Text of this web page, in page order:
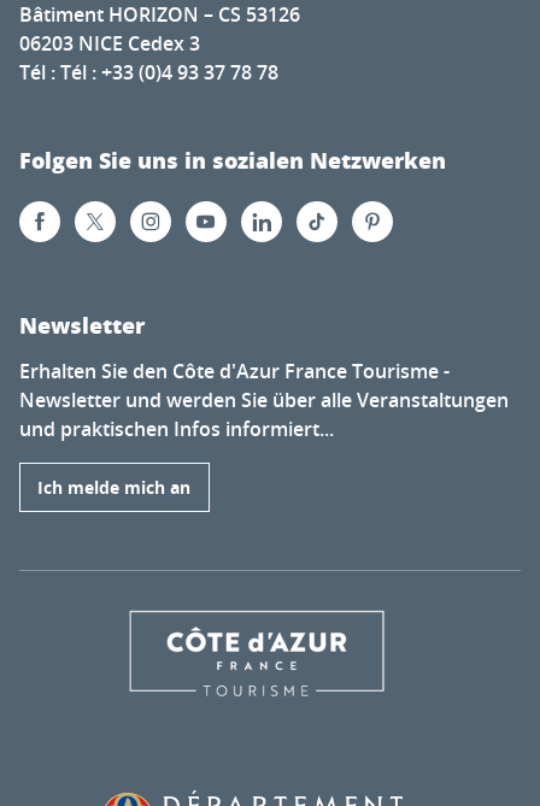
Bâtiment HORIZON – CS 53126
06203 NICE Cedex 3
Tél : Tél : +33 (0)4 93 37 78 78
Folgen Sie uns in sozialen Netzwerken
Newsletter
Erhalten Sie den Côte d'Azur France Tourisme -
Newsletter und werden Sie über alle Veranstaltungen
und praktischen Infos informiert...
Ich melde mich an